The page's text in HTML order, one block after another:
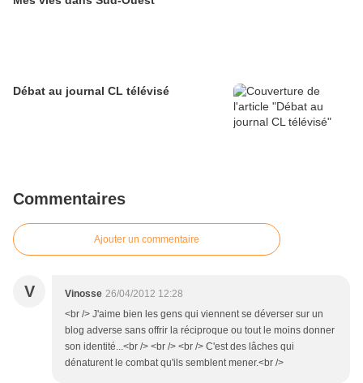
Débat au journal CL télévisé
Commentaires
Ajouter un commentaire
V Vinosse 26/04/2012 12:28
<br /> J'aime bien les gens qui viennent se déverser sur un
blog adverse sans offrir la réciproque ou tout le moins donner
son identité...<br /> <br /> <br /> C'est des lâches qui
dénaturent le combat qu'ils semblent mener.<br />